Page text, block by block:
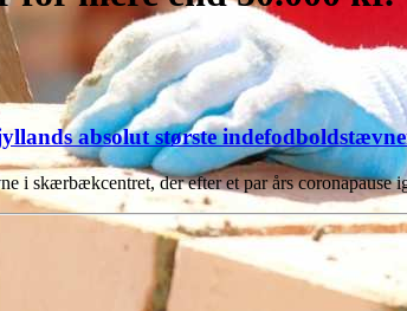
absolut største
i skærbækcentret, der efter et par års coronapause